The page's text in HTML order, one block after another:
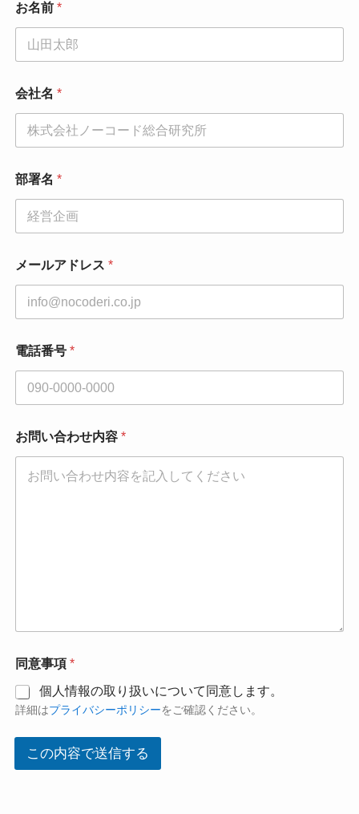
意
事
社
名
お名前 *
会社名 *
部署名 *
メールアドレス *
電話番号 *
お問い合わせ内容 *
同意事項 *
個人情報の取り扱いについて同意します。
詳細はプライバシーポリシーをご確認ください。
この内容で送信する